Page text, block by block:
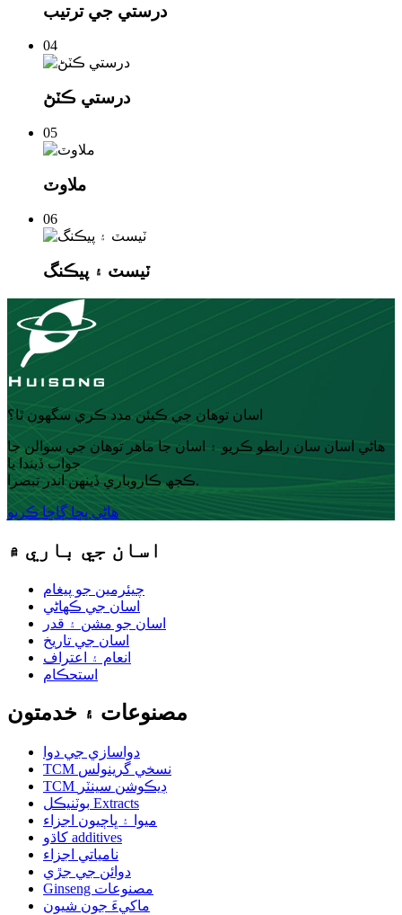
درستي جي ترتيب
04
درستي ڪٽڻ
05
ملاوٽ
06
ٽيسٽ ۽ پيڪنگ
اسان توهان جي ڪيئن مدد ڪري سگهون ٿا؟
ھاڻي اسان سان رابطو ڪريو ۽ اسان جا ماهر توھان جي سوالن جا
جواب ڏيندا يا
ڪجھ ڪاروباري ڏينهن اندر تبصرا.
ھاڻي پڇا ڳاڇا ڪريو
اسان جي باري ۾
چيئرمين جو پيغام
اسان جي ڪهاڻي
اسان جو مشن ۽ قدر
اسان جي تاريخ
انعام ۽ اعتراف
استحڪام
مصنوعات ۽ خدمتون
دواسازي جي دوا
TCM نسخي گرينولس
TCM ڊيڪوشن سينٽر
بوٽنيڪل Extracts
ميوا ۽ ڀاڄيون اجزاء
کاڌو additives
نامياتي اجزاء
دوائن جي جڙي
Ginseng مصنوعات
ماکيءَ جون شيون